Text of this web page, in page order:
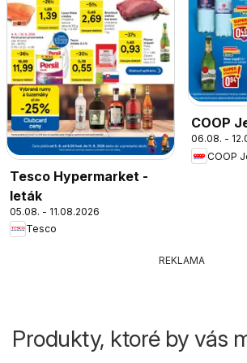
Tesco Hypermarket -
leták
05.08. - 11.08.2026
Tesco
COOP
06.08. -
COOP
REKLAMA
Produkty, ktoré by vás